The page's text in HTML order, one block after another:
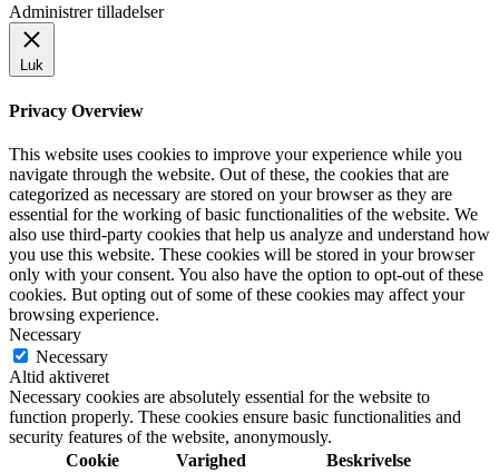
Administrer tilladelser
Luk
Privacy Overview
This website uses cookies to improve your experience while you
navigate through the website. Out of these, the cookies that are
categorized as necessary are stored on your browser as they are
essential for the working of basic functionalities of the website. We
also use third-party cookies that help us analyze and understand how
you use this website. These cookies will be stored in your browser
only with your consent. You also have the option to opt-out of these
cookies. But opting out of some of these cookies may affect your
browsing experience.
Necessary
Necessary
Altid aktiveret
Necessary cookies are absolutely essential for the website to
function properly. These cookies ensure basic functionalities and
security features of the website, anonymously.
Cookie
Varighed Beskrivelse